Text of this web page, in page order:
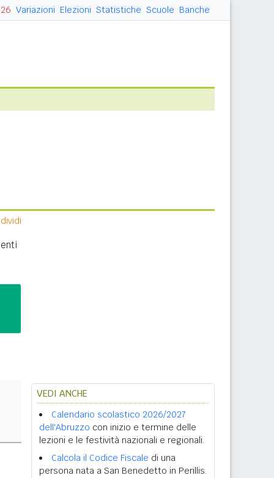
Variazioni Elezioni Statistiche Scuole Banche
VEDI ANCHE
Calendario scolastico 2026/2027
dell'Abruzzo con inizio e termine delle
lezioni e le festività nazionali e regionali.
Calcola il Codice Fiscale di una
persona nata a San Benedetto in Perillis.